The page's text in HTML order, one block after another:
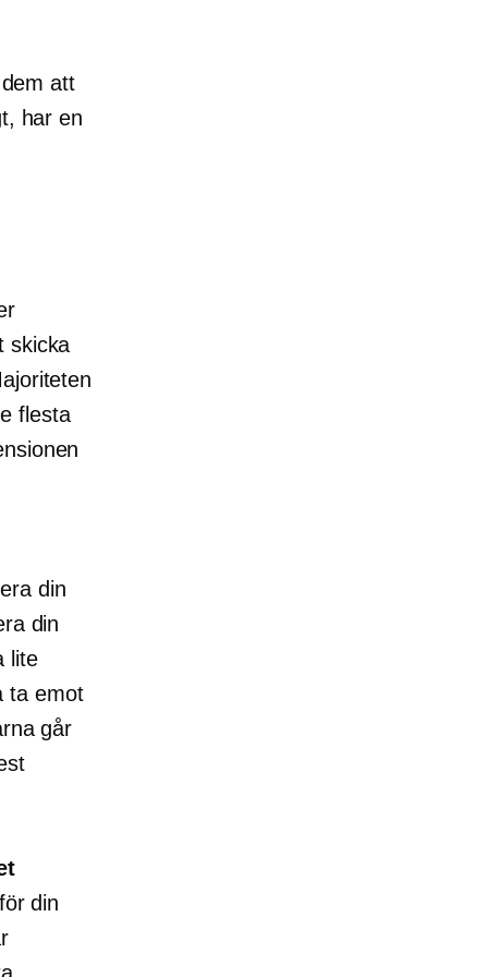
att
har en
skicka
flesta
din
din
lite
ta emot
går
din